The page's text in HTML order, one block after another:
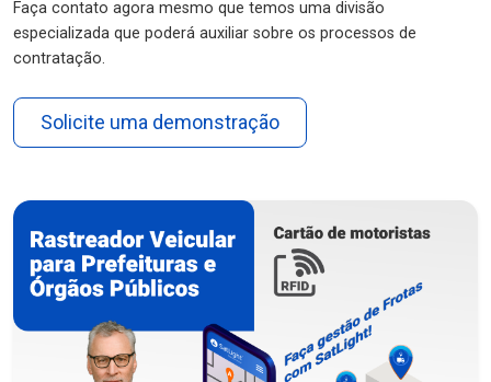
Faça contato agora mesmo que temos uma divisão
especializada que poderá auxiliar sobre os processos de
contratação.
Solicite uma demonstração